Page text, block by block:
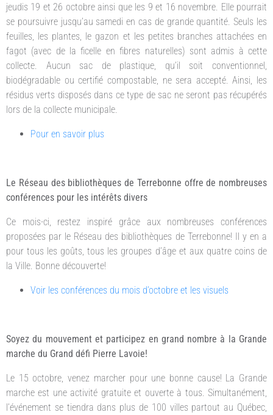
jeudis 19 et 26 octobre ainsi que les 9 et 16 novembre. Elle pourrait
se poursuivre jusqu’au samedi en cas de grande quantité. Seuls les
feuilles, les plantes, le gazon et les petites branches attachées en
fagot (avec de la ficelle en fibres naturelles) sont admis à cette
collecte. Aucun sac de plastique, qu’il soit conventionnel,
biodégradable ou certifié compostable, ne sera accepté. Ainsi, les
résidus verts disposés dans ce type de sac ne seront pas récupérés
lors de la collecte municipale.
Pour en savoir plus
Le Réseau des bibliothèques de Terrebonne offre de nombreuses
conférences pour les intérêts divers
Ce mois-ci, restez inspiré grâce aux nombreuses conférences
proposées par le Réseau des bibliothèques de Terrebonne! Il y en a
pour tous les goûts, tous les groupes d’âge et aux quatre coins de
la Ville. Bonne découverte!
Voir les conférences du mois d’octobre et les visuels
Soyez du mouvement et participez en grand nombre à la Grande
marche du Grand défi Pierre Lavoie!
Le 15 octobre, venez marcher pour une bonne cause! La Grande
marche est une activité gratuite et ouverte à tous. Simultanément,
l’événement se tiendra dans plus de 100 villes partout au Québec,